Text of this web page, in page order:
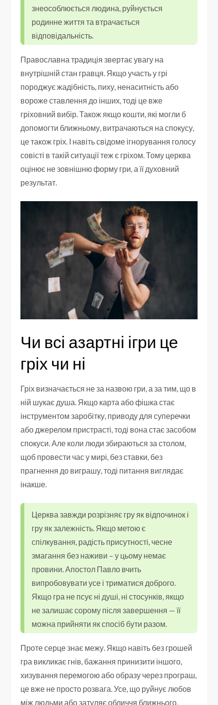
знеособлюється людина, руйнується
родинне життя та втрачається
відповідальність.
Православна традиція звертає увагу на
внутрішній стан гравця. Якщо участь у грі
породжує жадібність, пиху, ненаситність або
вороже ставлення до інших, тоді це вже
гріховний вибір. Також якщо кошти, які могли б
допомогти ближньому, витрачаються на спокусу,
це також гріх. І навіть свідоме ігнорування голосу
совісті в такій ситуації теж є гріхом. Тому церква
оцінює не зовнішню форму гри, а її духовний
результат.
Чи всі азартні ігри це
гріх чи ні
Гріх визначається не за назвою гри, а за тим, що в
ній шукає душа. Якщо карта або фішка стає
інструментом заробітку, приводу для суперечки
або джерелом пристрасті, тоді вона стає засобом
спокуси. Але коли люди збираються за столом,
щоб провести час у мирі, без ставки, без
прагнення до виграшу, тоді питання виглядає
інакше.
Церква завжди розрізняє гру як відпочинок і
гру як залежність. Якщо метою є
спілкування, радість присутності, чесне
змагання без наживи – у цьому немає
провини. Апостол Павло вчить
випробовувати усе і триматися доброго.
Якщо гра не псує ні душі, ні стосунків, якщо
не залишає сорому після завершення — її
можна прийняти як спосіб бути разом.
Проте серце знає межу. Якщо навіть без грошей
гра викликає гнів, бажання принизити іншого,
хизування перемогою або образу через програш,
це вже не просто розвага. Усе, що руйнує любов
між людьми або затуляє обличчя ближнього,